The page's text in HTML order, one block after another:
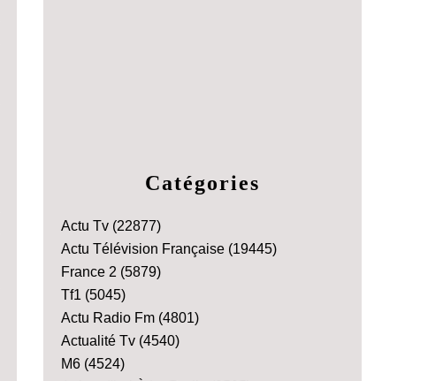
Catégories
Actu Tv (22877)
Actu Télévision Française (19445)
France 2 (5879)
Tf1 (5045)
Actu Radio Fm (4801)
Actualité Tv (4540)
M6 (4524)